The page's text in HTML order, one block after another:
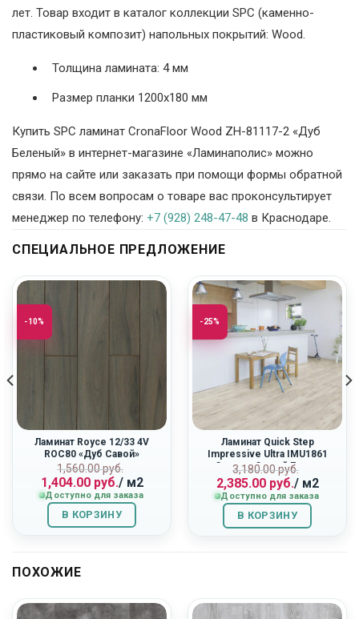
лет. Товар входит в каталог коллекции SPC (каменно-
пластиковый композит) напольных покрытий: Wood.
Толщина ламината: 4 мм
Размер планки 1200х180 мм
Купить SPC ламинат CronaFloor Wood ZH-81117-2 «Дуб
Беленый» в интернет-магазине «Ламинаполис» можно
прямо на сайте или заказать при помощи формы обратной
связи. По всем вопросам о товаре вас проконсультирует
менеджер по телефону: +7 (928) 248-47-48 в Краснодаре.
СПЕЦИАЛЬНОЕ ПРЕДЛОЖЕНИЕ
-10%
Ламинат Royce 12/33 4V
ROC80 «Дуб Савой»
1,560.00руб.
Первоначальная
цена
составляла
1,560.00
руб..
1,404.00руб.
Текущая
цена:
1,404.00
руб..
/ м2
Доступно для заказа
В КОРЗИНУ
-25%
Ламинат Quick Step
Impressive Ultra IMU1861
«Светло-Серый Бетон»
3,180.00руб.
цена
составляла
3,180.00
руб..
2,385.00руб.
Текущая
цена:
2,385.00
руб..
/ м2
Доступно для заказа
В КОРЗИНУ
ПОХОЖИЕ